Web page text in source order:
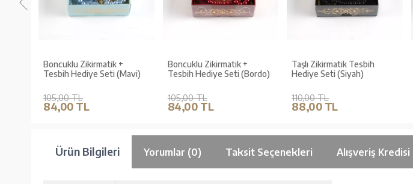
Boncuklu Zikirmatik +
Tesbih Hediye Seti (Mavi)
105,00 TL
84,00 TL
Boncuklu Zikirmatik +
Tesbih Hediye Seti (Bordo)
105,00 TL
84,00 TL
Taşlı Zikirmatik Tesbih
Hediye Seti (Siyah)
110,00 TL
88,00 TL
Ürün Bilgileri Yorumlar (0) Taksit Seçenekleri Alışveriş Kredisi